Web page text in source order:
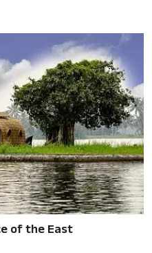
of the East